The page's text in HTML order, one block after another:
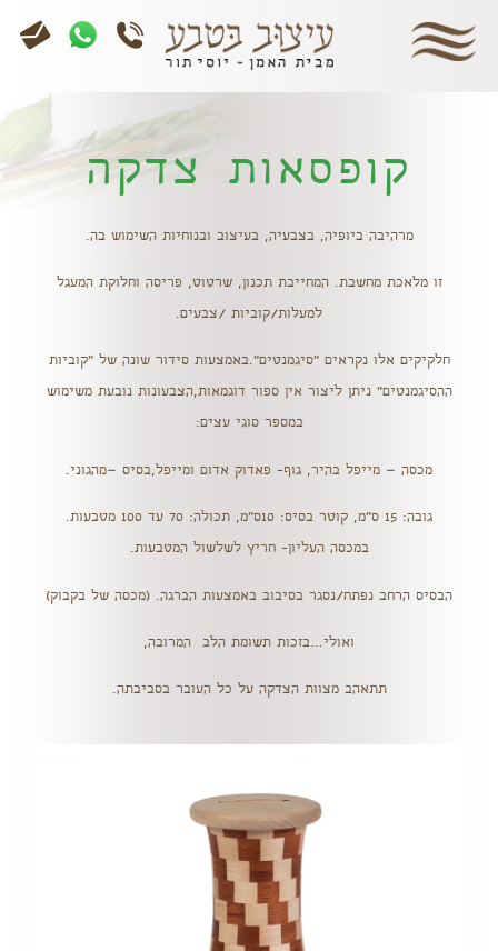
קופסאות צדקה
מרהיבה ביופיה, בצבעיה, בעיצוב ובנוחיות השימוש בה.
זו מלאכת מחשבת. המחייבת תכנון, שרטוט, פריסה וחלוקת המעגל
למעלות/קוביות /צבעים.
חלקיקים אלו נקראים "סיגמנטים".באמצעות סידור שונה של "קוביות
ההסיגמנטים" ניתן ליצור אין ספור דוגמאות,הצבעונות נובעת משימוש
במספר סוגי עצים:
מכסה – מייפל בהיר, גוף- פאדוק אדום ומייפל,בסיס –מהגוני.
גובה: 15 ס"מ, קוטר בסיס: 10ס"מ, תכולה: 70 עד 100 מטבעות.
במכסה העליון- חריץ לשלשול המטבעות.
הבסיס הרחב נפתח/נסגר בסיבוב באמצעות הברגה. (מכסה של בקבוק)
ואולי…בזכות תשומת הלב המרובה,
תתאהב מצוות הצדקה על כל העובר בסביבתה.